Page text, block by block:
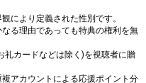
により定義された性別です。
る理由であっても特典の権利を無
礼カードなどは除く)を視聴者に贈
アカウントによる応援ポイント分